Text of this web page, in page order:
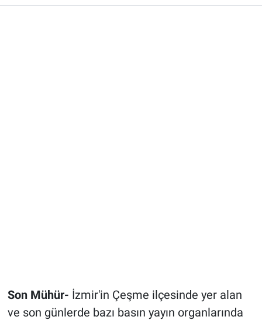
Son Mühür- İzmir'in Çeşme ilçesinde yer alan
ve son günlerde bazı basın yayın organlarında